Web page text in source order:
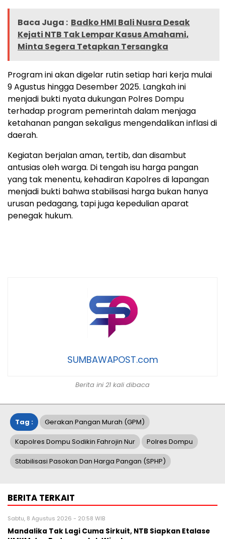
Baca Juga : Badko HMI Bali Nusra Desak
Kejati NTB Tak Lempar Kasus Amahami,
Minta Segera Tetapkan Tersangka
Program ini akan digelar rutin setiap hari kerja mulai
9 Agustus hingga Desember 2025. Langkah ini
menjadi bukti nyata dukungan Polres Dompu
terhadap program pemerintah dalam menjaga
ketahanan pangan sekaligus mengendalikan inflasi di
daerah.
Kegiatan berjalan aman, tertib, dan disambut
antusias oleh warga. Di tengah isu harga pangan
yang tak menentu, kehadiran Kapolres di lapangan
menjadi bukti bahwa stabilisasi harga bukan hanya
urusan pedagang, tapi juga kepedulian aparat
penegak hukum.
SUMBAWAPOST.com
Berita ini 21 kali dibaca
Tag : Gerakan Pangan Murah (GPM)
Kapolres Dompu Sodikin Fahrojin Nur Polres Dompu
Stabilisasi Pasokan Dan Harga Pangan (SPHP)
BERITA TERKAIT
Sabtu, 8 Agustus 2026 - 20:58 WIB
Mandalika Tak Lagi Cuma Sirkuit, NTB Siapkan Etalase